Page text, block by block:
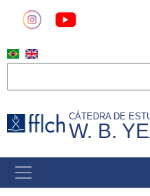
CÁTEDRA DE
W. B.
MAIN
NAVIGATION